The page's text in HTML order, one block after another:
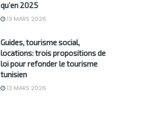
qu’en 2025
13 MARS 2026
Guides, tourisme social,
locations: trois propositions de
loi pour refonder le tourisme
tunisien
13 MARS 2026